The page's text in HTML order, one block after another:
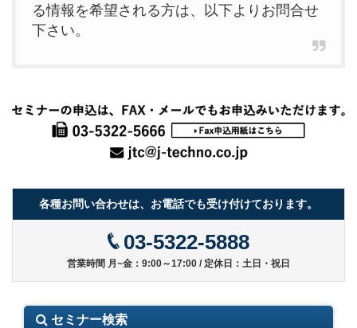
る情報を希望される方は、以下よりお問合せ
下さい。
各種お問い合わせは、お電話でも受け付けております。
03-5322-5888
営業時間 月~金：9:00～17:00 / 定休日：土日・祝日
セミナー検索